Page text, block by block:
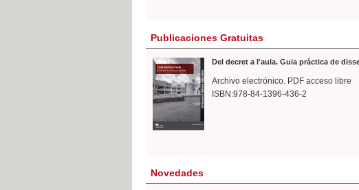
Publicaciones Gratuitas
Del decret a l'aula. Guia práctica de
Archivo electrónico. PDF acceso libre
ISBN:978-84-1396-436-2
Novedades